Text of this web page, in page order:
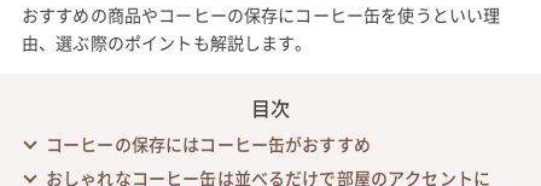
おすすめの商品やコーヒーの保存にコーヒー缶を使うといい理
由、選ぶ際のポイントも解説します。
目次
コーヒーの保存にはコーヒー缶がおすすめ
おしゃれなコーヒー缶は並べるだけで部屋のアクセントに